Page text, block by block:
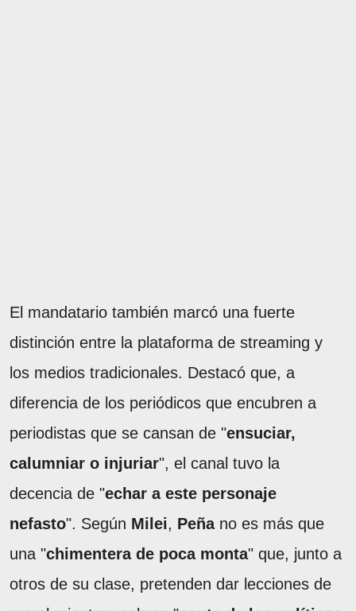
El mandatario también marcó una fuerte
distinción entre la plataforma de streaming y
los medios tradicionales. Destacó que, a
diferencia de los periódicos que encubren a
periodistas que se cansan de "ensuciar,
calumniar o injuriar", el canal tuvo la
decencia de "echar a este personaje
nefasto". Según Milei, Peñano es más que
una "chimentera de poca monta" que, junto a
otros de su clase, pretenden dar lecciones de